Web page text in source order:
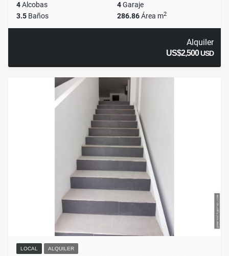
4Alcobas 4Garaje
3.5 Baños 286.86Área m2
Alquiler
US$2,500USD
LOCAL ALQUILER